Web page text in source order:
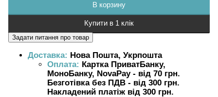
В корзину
Купити в 1 клік
Доставка: Нова Пошта, Укрпошта
Оплата: Картка ПриватБанку,
МоноБанку, NovaPay - від 70 грн.
Безготівка без ПДВ - від 300 грн.
Накладений платіж від 300 грн.